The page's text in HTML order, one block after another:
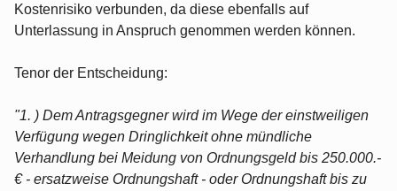
Kostenrisiko verbunden, da diese ebenfalls auf
Unterlassung in Anspruch genommen werden können.
Tenor der Entscheidung:
"1. ) Dem Antragsgegner wird im Wege der einstweiligen
Verfügung wegen Dringlichkeit ohne mündliche
Verhandlung bei Meidung von Ordnungsgeld bis 250.000.-
€ - ersatzweise Ordnungshaft - oder Ordnungshaft bis zu